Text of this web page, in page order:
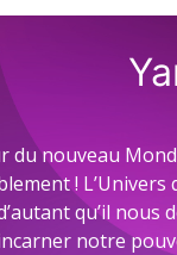
du nouveau
! L’Univers
qu’il nous
notre